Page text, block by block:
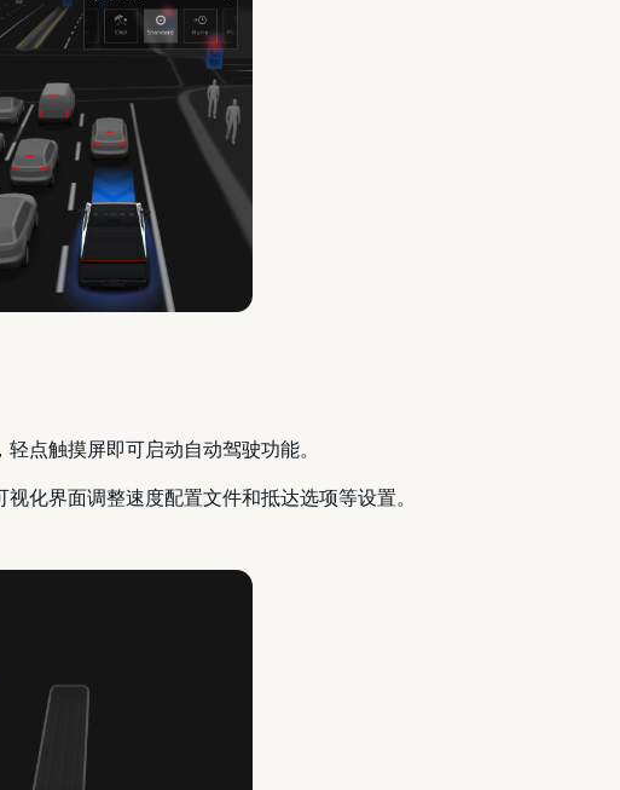
点触摸屏即可启动自动驾驶功能。
化界面调整速度配置文件和抵达选项等设置。